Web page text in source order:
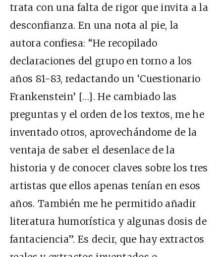
trata con una falta de rigor que invita a la
desconfianza. En una nota al pie, la
autora confiesa: “He recopilado
declaraciones del grupo en torno a los
años 81-83, redactando un ‘Cuestionario
Frankenstein’ […]. He cambiado las
preguntas y el orden de los textos, me he
inventado otros, aprovechándome de la
ventaja de saber el desenlace de la
historia y de conocer claves sobre los tres
artistas que ellos apenas tenían en esos
años. También me he permitido añadir
literatura humorística y algunas dosis de
fantaciencia”. Es decir, que hay extractos